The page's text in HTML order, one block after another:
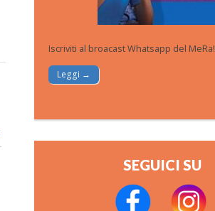
Iscriviti al broacast Whatsapp del MeRa!
Leggi →
SEGUICI SU